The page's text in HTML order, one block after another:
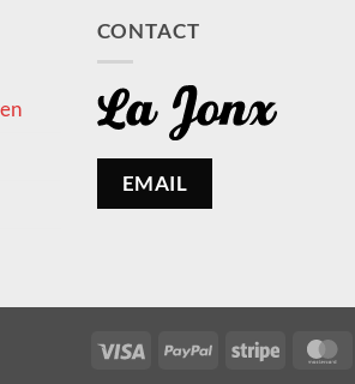
CONTACT
EMAIL
Visa PayPal Stripe